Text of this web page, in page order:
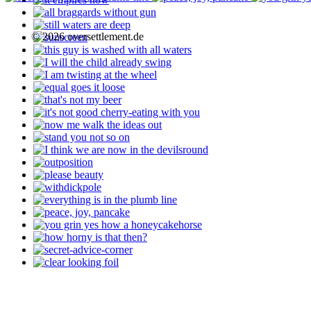
© 2026 oversettlement.de